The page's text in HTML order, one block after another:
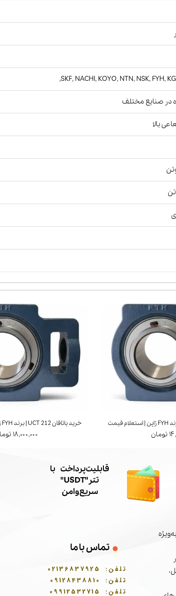
SKF, NACHI, KOYO, NTN, NSK, FYH,
در صنایع مختلف
بالا
خرید یاتاقان UCT 212 | برند FYH ژاپن | استعلام قیمت
۱۸,۰۰۰,۰۰۰ تومان
تماس با ما
تلفن:
02136837925
تلفن:
09128438810
تلفن:
09912532715
​قابلیت پرداخت با
تتر"USDT"
سریع و امن